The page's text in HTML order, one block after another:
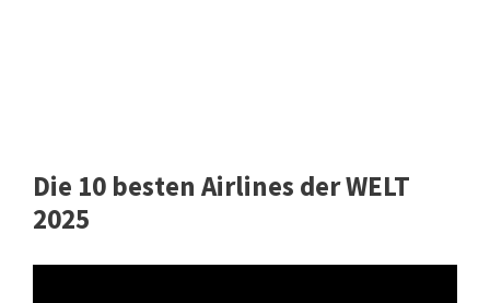
Die 10 besten Airlines der WELT
2025